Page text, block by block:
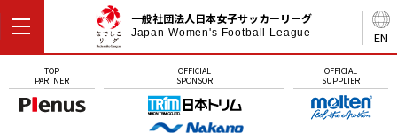
EN
一般社団法人日本女子サッカーリーグ
Japan Women's Football League
TOP
PARTNER
OFFICIAL
SPONSOR
OFFICIAL
SUPPLIER